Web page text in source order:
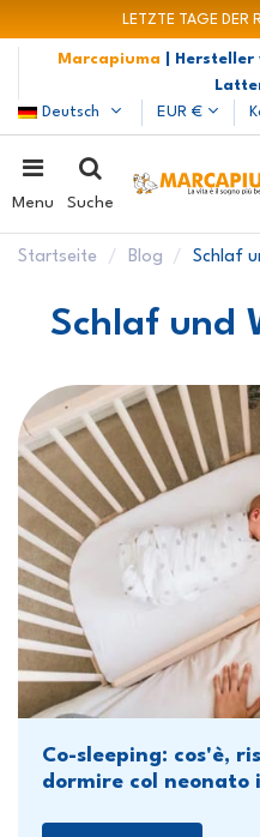
LETZTE TAGE DER
Marcapiuma
|
Deutsch
EUR €
Menu Suche
Startseite Blog Schlaf
Schlaf und
Co-sleeping: cos'è,
dormire col neonato